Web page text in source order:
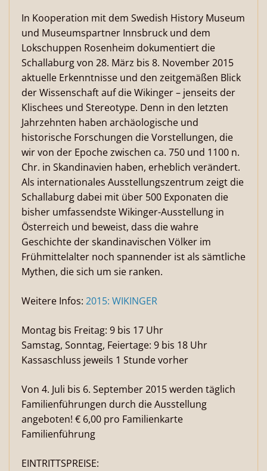
In Kooperation mit dem Swedish History Museum
und Museumspartner Innsbruck und dem
Lokschuppen Rosenheim dokumentiert die
Schallaburg von 28. März bis 8. November 2015
aktuelle Erkenntnisse und den zeitgemäßen Blick
der Wissenschaft auf die Wikinger – jenseits der
Klischees und Stereotype. Denn in den letzten
Jahrzehnten haben archäologische und
historische Forschungen die Vorstellungen, die
wir von der Epoche zwischen ca. 750 und 1100 n.
Chr. in Skandinavien haben, erheblich verändert.
Als internationales Ausstellungszentrum zeigt die
Schallaburg dabei mit über 500 Exponaten die
bisher umfassendste Wikinger-Ausstellung in
Österreich und beweist, dass die wahre
Geschichte der skandinavischen Völker im
Frühmittelalter noch spannender ist als sämtliche
Mythen, die sich um sie ranken.
Weitere Infos: 2015: WIKINGER
Montag bis Freitag: 9 bis 17 Uhr
Samstag, Sonntag, Feiertage: 9 bis 18 Uhr
Kassaschluss jeweils 1 Stunde vorher
Von 4. Juli bis 6. September 2015 werden täglich
Familienführungen durch die Ausstellung
angeboten! € 6,00 pro Familienkarte
Familienführung
EINTRITTSPREISE: